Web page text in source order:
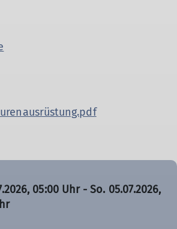
05:00 Uhr - So. 05.07.2026,